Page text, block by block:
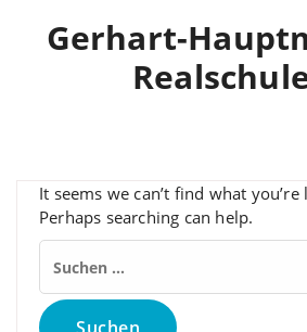
contentGerhart-
It seems we can’t find what
Perhaps searching can help.
Suchen
nach: